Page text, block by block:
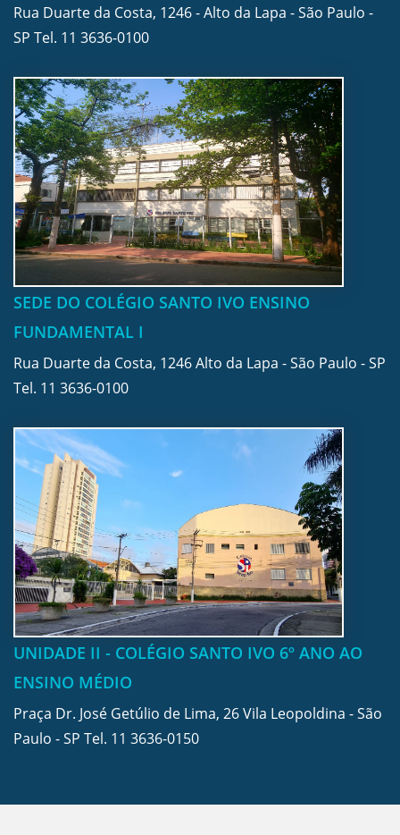
Rua Duarte da Costa, 1246 - Alto da Lapa - São Paulo -
SP Tel. 11 3636-0100
SEDE DO COLÉGIO SANTO IVO ENSINO
FUNDAMENTAL I
Rua Duarte da Costa, 1246 Alto da Lapa - São Paulo - SP
Tel. 11 3636-0100
UNIDADE II - COLÉGIO SANTO IVO 6º ANO AO
ENSINO MÉDIO
Praça Dr. José Getúlio de Lima, 26 Vila Leopoldina - São
Paulo - SP Tel. 11 3636-0150